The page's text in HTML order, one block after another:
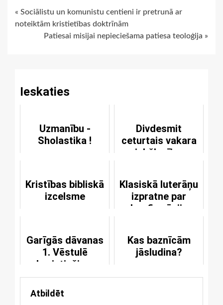
Continue
Reading
« Sociālistu un komunistu centieni ir pretrunā ar
noteiktām kristietības doktrīnām
Patiesai misijai nepieciešama patiesa teoloģija »
Ieskaties
Uzmanību -
Sholastika !
Divdesmit
ceturtais vakara
priekšlasījums
Kristības bibliskā
izcelsme
Klasiskā luterāņu
izpratne par
konfirmāciju
Garīgās dāvanas
1. Vēstulē
korintiešiem
Kas baznīcām
jāsludina?
Atbildēt